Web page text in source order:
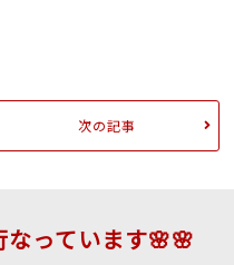
次の記事
っています🌸🌸